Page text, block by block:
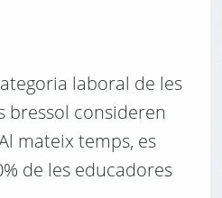
laboral de les
bressol consideren
mateix temps, es
de les educadores